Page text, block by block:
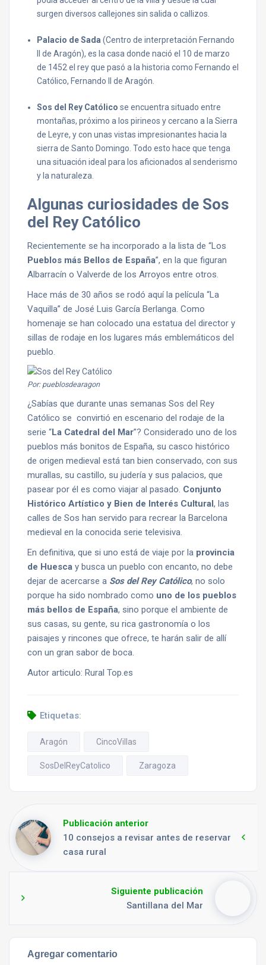
surgen diversos callejones sin salida o callizos.
Palacio de Sada (Centro de interpretación Fernando
II de Aragón), es la casa donde nació el 10 de marzo
de 1452 el rey que pasó a la historia como Fernando el
Católico, Fernando II de Aragón.
Sos del Rey Católico se encuentra situado entre
montañas, próximo a los pirineos y cercano a la Sierra
de Leyre, y con unas vistas impresionantes hacia la
sierra de Santo Domingo. Todo esto hace que tenga
una situación ideal para los aficionados al senderismo
y la naturaleza.
Algunas curiosidades de Sos
del Rey Católico
Recientemente se ha incorporado a la lista de “Los
Pueblos más Bellos de España”, en la que figuran
Albarracín o Valverde de los Arroyos entre otros.
Hace más de 30 años se rodó aquí la película “La
Vaquilla” de José Luis García Berlanga. Como
homenaje se han colocado una estatua del director y
sillas de rodaje en los lugares más emblemáticos del
pueblo.
Por: pueblosdearagon
¿Sabías que durante unas semanas Sos del Rey
Católico se convirtió en escenario del rodaje de la
serie “La Catedral del Mar”? Considerado uno de los
pueblos más bonitos de España, su casco histórico
de origen medieval está tan bien conservado, con sus
murallas, su castillo, su judería y sus palacios, que
pasear por él es como viajar al pasado. Conjunto
Histórico Artístico y Bien de Interés Cultural, las
calles de Sos han servido para recrear la Barcelona
medieval en la conocida serie televisiva.
En definitiva, que si uno está de viaje por la provincia
de Huesca y busca un pueblo con encanto, no debe
dejar de acercarse a Sos del Rey Católico, no solo
porque ha sido nombrado como uno de los pueblos
más bellos de España, sino porque el ambiente de
sus casas, su gente, su rica gastronomía o los
paisajes y rincones que ofrece, te harán salir de allí
con un gran sabor de boca.
Autor articulo: Rural Top.es
Etiquetas:
Aragón CincoVillas
SosDelReyCatolico Zaragoza
Publicación anterior
10 consejos a revisar antes de reservar
casa rural
Siguiente publicación
Santillana del Mar
Agregar comentario